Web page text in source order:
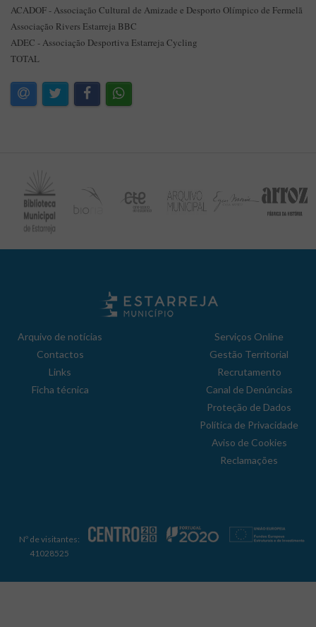
ACADOF - Associação Cultural de Amizade e Desporto Olímpico de Fermelã
Associação Rivers Estarreja BBC
ADEC - Associação Desportiva Estarreja Cycling
TOTAL
Arquivo de notícias
Contactos
Links
Ficha técnica
Serviços Online
Gestão Territorial
Recrutamento
Canal de Denúncias
Proteção de Dados
Política de Privacidade
Aviso de Cookies
Reclamações
Nº de visitantes:
41028525